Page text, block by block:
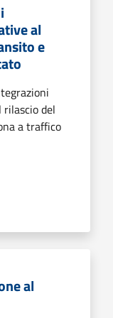
al
e
del
a traffico
al